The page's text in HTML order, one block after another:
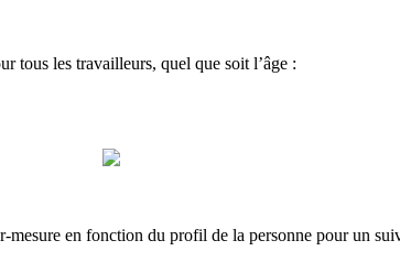
tous les travailleurs, quel que soit l’âge :
en fonction du profil de la personne pour un